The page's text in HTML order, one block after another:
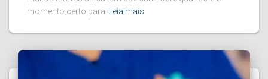
momento certo para
Leia mais